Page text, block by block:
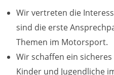
Wir vertreten die
sind die erste
Themen im Motorsport.
Wir schaffen ein
Kinder und Jugendliche
Cookie Laufzeit:
24 Monate
Medien & externe